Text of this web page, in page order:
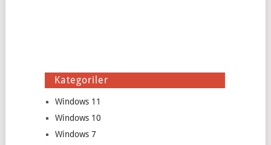
Kategoriler
Windows 11
Windows 10
Windows 7